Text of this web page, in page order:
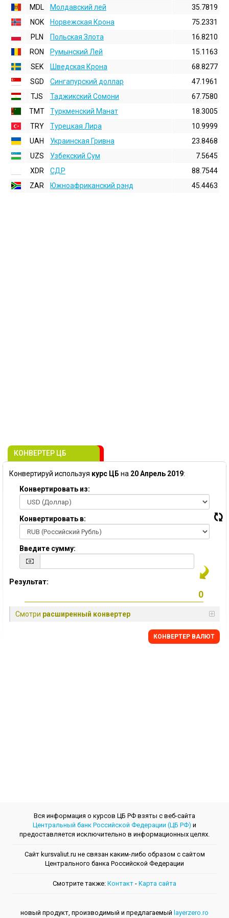
MDL
Молдавский лей
35.7819
NOK
Норвежская Крона
75.2331
PLN
Польская Злота
16.8210
RON
Румынский Лей
15.1163
SEK
Шведская Крона
68.8277
SGD
Сингапурский доллар
47.1961
TJS
Таджикский Сомони
67.7580
TMT
Туркменский Манат
18.3005
TRY
Турецкая Лира
10.9999
UAH
Украинская Гривна
23.8468
UZS
Узбекский Сум
7.5645
XDR
СДР
88.7544
ZAR
Южноафриканский рэнд 45.4463
КОНВЕРТЕР ЦБ
Конвертируй используя курс ЦБ на 20 Апрель 2019:
Конвертировать из:
Конвертировать в:
Введите сумму:
Результат:
Смотри расширенный конвертер
КОНВЕРТЕР ВАЛЮТ
Вся информация о курсов ЦБ РФ взяты с веб-сайта
Центральный банк Российской Федерации (ЦБ РФ) и
предоставляется исключительно в информационных целях.
Сайт kursvaliut.ru не связан каким-либо образом с сайтом
Центрального банкa Российской Федерации
Смотрите также: Контакт - Kарта сайта
новый продукт, производимый и предлагаемый layerzero.ro